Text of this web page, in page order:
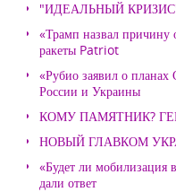
"ИДЕАЛЬНЫЙ
«Трамп назвал причину
ракеты Patriot
«Рубио заявил о
России и Украины
КОМУ ПАМЯТНИК?
НОВЫЙ ГЛАВКОМ
«Будет ли мобилизация
дали ответ